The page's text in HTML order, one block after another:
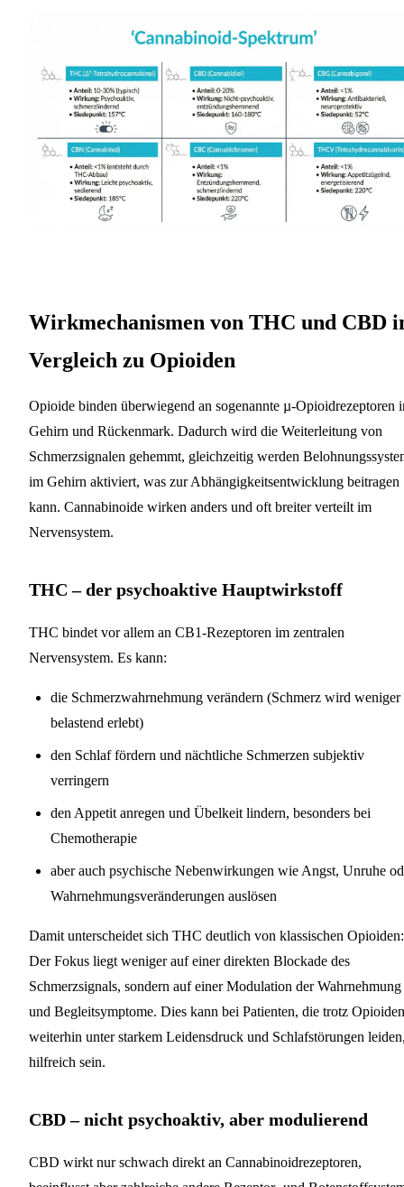
Wirkmechanismen von THC und CBD
Vergleich zu Opioiden
Opioide binden überwiegend an sogenannte µ-Opioidrezeptoren
Gehirn und Rückenmark. Dadurch wird die Weiterleitung von
Schmerzsignalen gehemmt, gleichzeitig werden
im Gehirn aktiviert, was zur Abhängigkeitsentwicklung beitragen
kann. Cannabinoide wirken anders und oft breiter verteilt im
Nervensystem.
THC – der psychoaktive Hauptwirkstoff
THC bindet vor allem an CB1-Rezeptoren im zentralen
Nervensystem. Es kann:
die Schmerzwahrnehmung verändern (Schmerz wird weniger
belastend erlebt)
den Schlaf fördern und nächtliche Schmerzen subjektiv
verringern
den Appetit anregen und Übelkeit lindern, besonders bei
Chemotherapie
aber auch psychische Nebenwirkungen wie Angst, Unruhe
Wahrnehmungsveränderungen auslösen
Damit unterscheidet sich THC deutlich von klassischen Opioiden:
Der Fokus liegt weniger auf einer direkten Blockade des
Schmerzsignals, sondern auf einer Modulation der Wahrnehmung
und Begleitsymptome. Dies kann bei Patienten, die trotz Opioiden
weiterhin unter starkem Leidensdruck und Schlafstörungen
hilfreich sein.
CBD – nicht psychoaktiv, aber modulierend
CBD wirkt nur schwach direkt an Cannabinoidrezeptoren,